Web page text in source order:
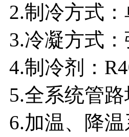
2.制冷方式
3.冷凝方式
4.制冷剂：
5.全系统管
6.加温、降